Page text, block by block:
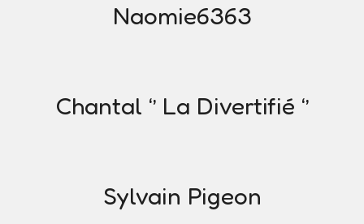
Naomie6363
Chantal ‘’ La Divertifié ‘’
Sylvain Pigeon